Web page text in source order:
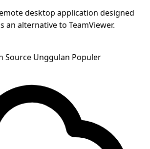
desktop application designed
an alternative to TeamViewer.
Source Unggulan Populer